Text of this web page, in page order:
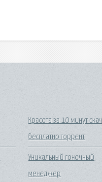
Красота за 10 минут
бесплатно торрент
Уникальный гоночный
менеджер